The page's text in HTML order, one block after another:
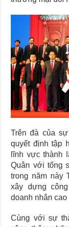
Trên đà của
quyết định tập
lĩnh vực thành
Quân với tổng
trong năm này
xây dựng
doanh nhân
Cùng với sự